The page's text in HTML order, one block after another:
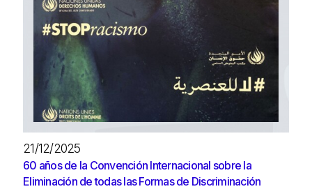
21/12/2025
60 años de la Convención Internacional sobre la
Eliminación de todas las Formas de Discriminación